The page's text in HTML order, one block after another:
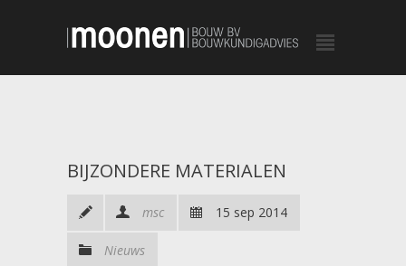
BIJZONDERE MATERIALEN
msc 15 sep 2014
Nieuws